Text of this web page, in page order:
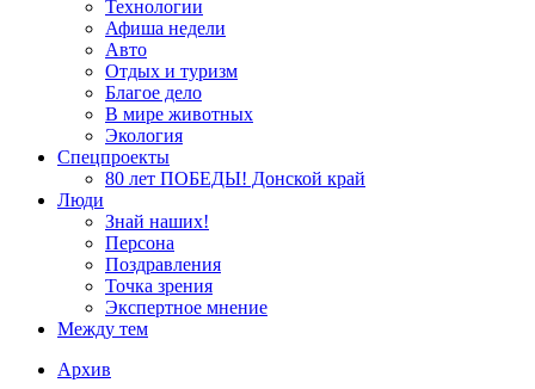
Технологии
Афиша недели
Авто
Отдых и туризм
Благое дело
В мире животных
Экология
Спецпроекты
80 лет ПОБЕДЫ! Донской край
Люди
Знай наших!
Персона
Поздравления
Точка зрения
Экспертное мнение
Между тем
Архив